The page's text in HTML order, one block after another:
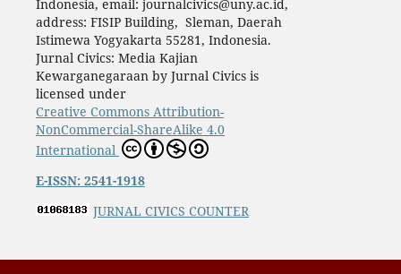
Indonesia, email: journalcivics@uny.ac.id,
address: FISIP Building, Sleman, Daerah
Istimewa Yogyakarta 55281, Indonesia.
Jurnal Civics: Media Kajian
Kewarganegaraan by Jurnal Civics is
licensed under
Creative Commons Attribution-
NonCommercial-ShareAlike 4.0
International
E-ISSN: 2541-1918
JURNAL CIVICS COUNTER